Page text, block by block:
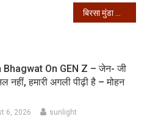
बिरसा मुंडा का अपमान कर रही है तृणमूल : दिलीप घोष
Bhagwat On GEN Z – जेन- जी
नहीं, हमारी अगली पीढ़ी है – मोहन
6, 2026 sunlight